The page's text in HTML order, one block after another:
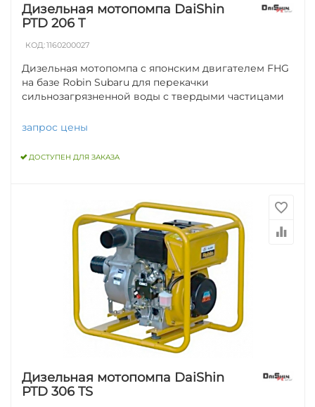
Дизельная мотопомпа DaiShin
PTD 206 T
КОД:1160200027
Дизельная мотопомпа с японским двигателем FHG
на базе Robin Subaru для перекачки
сильнозагрязненной воды с твердыми частицами
запрос цены
ДОСТУПЕН ДЛЯ ЗАКАЗА
Дизельная мотопомпа DaiShin
PTD 306 TS